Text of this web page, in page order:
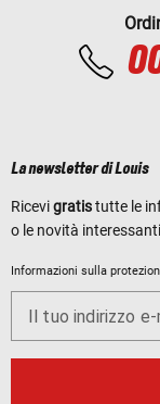
La newsletter di Louis
Ricevigratistutte le
o le novità
Informazioni sulla
Il tuo indirizzo e-